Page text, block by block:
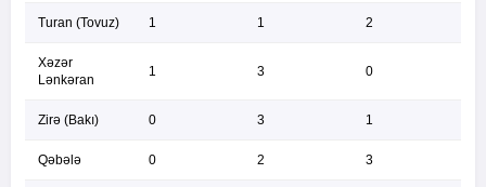
Turan (Tovuz) 1 1 2
Xəzər
Lənkəran
1 3 0
Zirə (Bakı) 0 3 1
Qəbələ 0 2 3